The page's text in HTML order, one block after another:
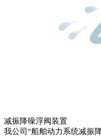
减振降噪浮阀装置
我公司“船舶动力系统减振